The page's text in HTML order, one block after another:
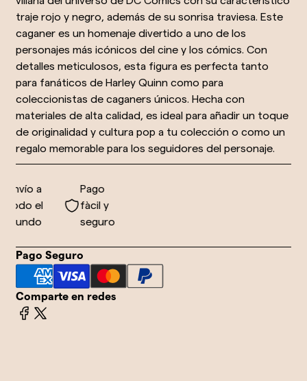
traje rojo y negro, además de su sonrisa traviesa. Este
caganer es un homenaje divertido a uno de los
personajes más icónicos del cine y los cómics. Con
detalles meticulosos, esta figura es perfecta tanto
para fanáticos de Harley Quinn como para
coleccionistas de caganers únicos. Hecha con
materiales de alta calidad, es ideal para añadir un toque
de originalidad y cultura pop a tu colección o como un
regalo memorable para los seguidores del personaje.
a
el
Pago
fàcil y
seguro
Pago Seguro
Comparte en redes